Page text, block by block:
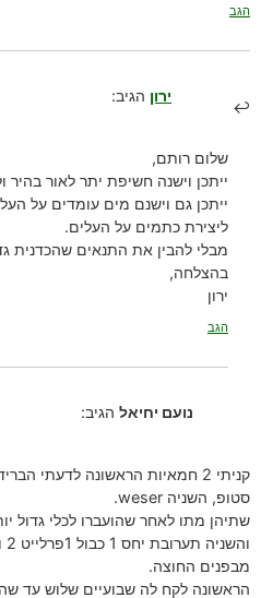
הגב
ירון הגיב:
שלום רותם,
ייתכן וישנה חשיפת יתר לאור
ייתכן גם וישנם מים עומדים על
ליצירת כתמים על העלים.
מבלי להבין את התנאים שהכדנית
בהצלחה,
ירון
הגב
נועם יחיאל הגיב:
קניתי 2 חמאיות הראשונה לדעתי
סטופ, השניה weser.
שתיהן מתו לאחר שהועברו לכלי גדול
מבפנים החוצה.
הראשונה לקח לה שבועיים שלוש עד